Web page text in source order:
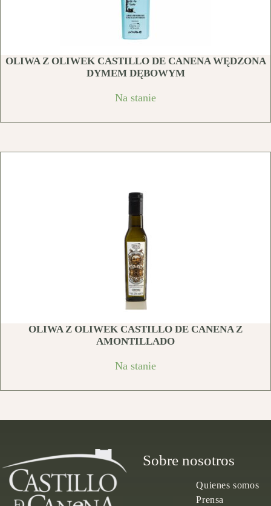
OLIWA Z OLIWEK CASTILLO DE CANENA WĘDZONA
DYMEM DĘBOWYM
Na stanie
OLIWA Z OLIWEK CASTILLO DE CANENA Z
AMONTILLADO
Na stanie
Sobre nosotros
Quienes somos
Prensa